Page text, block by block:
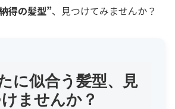
得の髪型”、見つけてみませんか？
に似合う髪型、見
ませんか？